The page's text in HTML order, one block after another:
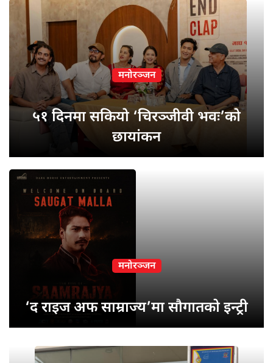
मनोरञ्जन
५१ दिनमा सकियो ‘चिरञ्जीवी भवः’को
छायांकन
मनोरञ्जन
‘द राइज अफ साम्राज्य’मा सौगातको इन्ट्री